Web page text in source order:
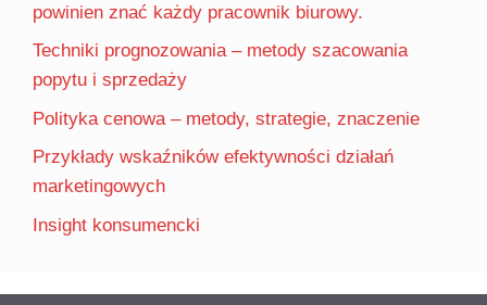
powinien znać każdy pracownik biurowy.
Techniki prognozowania – metody szacowania
popytu i sprzedaży
Polityka cenowa – metody, strategie, znaczenie
Przykłady wskaźników efektywności działań
marketingowych
Insight konsumencki